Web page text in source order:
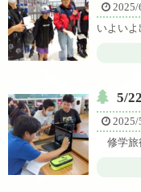
2025/
いよいよ
5/
2025/
修学旅